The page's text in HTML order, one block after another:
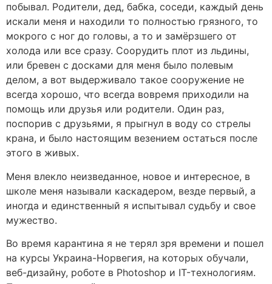
побывал. Родители, дед, бабка, соседи, каждый день
искали меня и находили то полностью грязного, то
мокрого с ног до головы, а то и замёрзшего от
холода или все сразу. Соорудить плот из льдины,
или бревен с досками для меня было полевым
делом, а вот выдерживало такое сооружение не
всегда хорошо, что всегда вовремя приходили на
помощь или друзья или родители. Один раз,
поспорив с друзьями, я прыгнул в воду со стрелы
крана, и было настоящим везением остаться после
этого в живых.
Меня влекло неизведанное, новое и интересное, в
школе меня называли каскадером, везде первый, а
иногда и единственный я испытывал судьбу и свое
мужество.
Во время карантина я не терял зря времени и пошел
на курсы Украина-Норвегия, на которых обучали,
веб-дизайну, роботе в Photoshop и IT-технологиям.